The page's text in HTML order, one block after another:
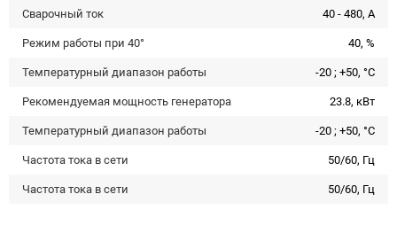
Сварочный ток 40 - 480, А
Режим работы при 40° 40, %
Температурный диапазон работы -20 ; +50, °C
Рекомендуемая мощность генератора 23.8, кВт
Температурный диапазон работы -20 ; +50, °C
Частота тока в сети 50/60, Гц
Частота тока в сети 50/60, Гц